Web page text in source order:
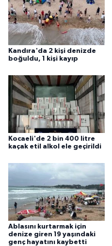
Kandıra'da 2 kişi denizde
boğuldu, 1 kişi kayıp
Kocaeli'de 2 bin 400 litre
kaçak etil alkol ele geçirildi
Ablasını kurtarmak için
denize giren 19 yaşındaki
genç hayatını kaybetti